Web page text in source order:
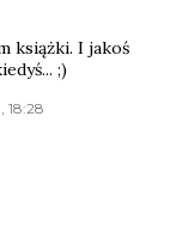
książki. I jakoś
;)
18:28